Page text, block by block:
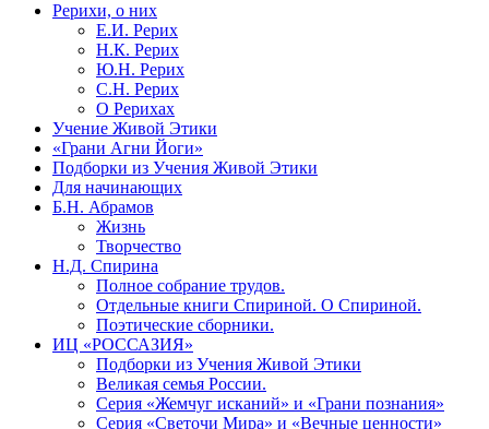
Рерихи, о них
Е.И. Рерих
Н.К. Рерих
Ю.Н. Рерих
С.Н. Рерих
О Рерихах
Учение Живой Этики
«Грани Агни Йоги»
Подборки из Учения Живой Этики
Для начинающих
Б.Н. Абрамов
Жизнь
Творчество
Н.Д. Спирина
Полное собрание трудов.
Отдельные книги Спириной. О Спириной.
Поэтические сборники.
ИЦ «РОССАЗИЯ»
Подборки из Учения Живой Этики
Великая семья России.
Серия «Жемчуг исканий» и «Грани познания»
Серия «Светочи Мира» и «Вечные ценности»